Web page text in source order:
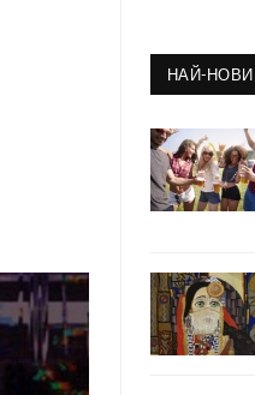
НАЙ-НОВИ